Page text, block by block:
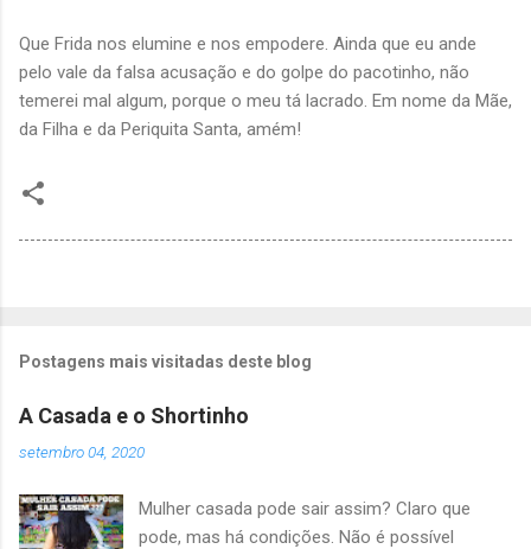
Que Frida nos elumine e nos empodere. Ainda que eu ande
pelo vale da falsa acusação e do golpe do pacotinho, não
temerei mal algum, porque o meu tá lacrado. Em nome da Mãe,
da Filha e da Periquita Santa, amém!
Postagens mais visitadas deste blog
A Casada e o Shortinho
setembro 04, 2020
Mulher casada pode sair assim? Claro que
pode, mas há condições. Não é possível